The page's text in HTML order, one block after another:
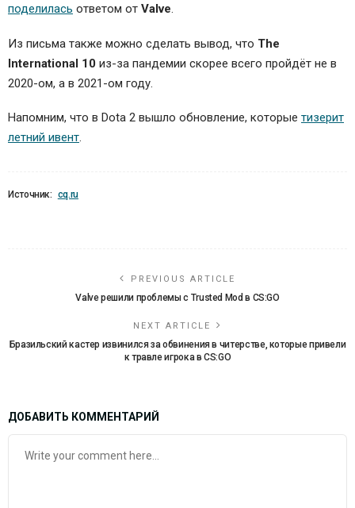
поделилась ответом от Valve.
Из письма также можно сделать вывод, что The
International 10 из-за пандемии скорее всего пройдёт не в
2020-ом, а в 2021-ом году.
Напомним, что в Dota 2 вышло обновление, которые тизерит
летний ивент.
Источник: cq.ru
PREVIOUS ARTICLE
Valve решили проблемы с Trusted Mod в CS:GO
NEXT ARTICLE
Бразильский кастер извинился за обвинения в читерстве, которые привели
к травле игрока в CS:GO
ДОБАВИТЬ КОММЕНТАРИЙ